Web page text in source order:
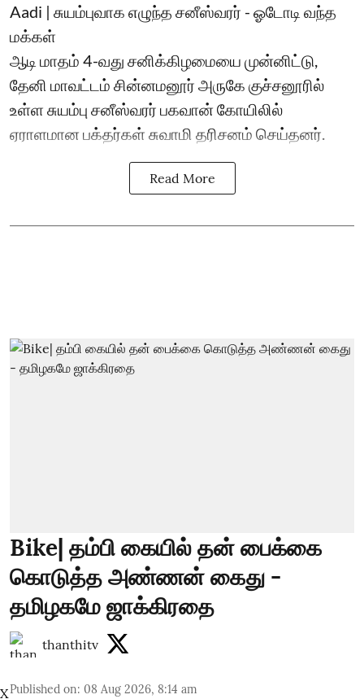
Aadi | சுயம்புவாக எழுந்த சனீஸ்வரர் - ஓடோடி வந்த
மக்கள்
ஆடி மாதம் 4-வது சனிக்கிழமையை முன்னிட்டு,
தேனி மாவட்டம் சின்னமனூர் அருகே குச்சனூரில்
உள்ள சுயம்பு சனீஸ்வரர் பகவான் கோயிலில்
ஏராளமான பக்தர்கள் சுவாமி தரிசனம் செய்தனர்.
Read More
Bike| தம்பி கையில் தன் பைக்கை
கொடுத்த அண்ணன் கைது -
தமிழகமே ஜாக்கிரதை
thanthitv
Published on: 08 Aug 2026, 8:14 am
X